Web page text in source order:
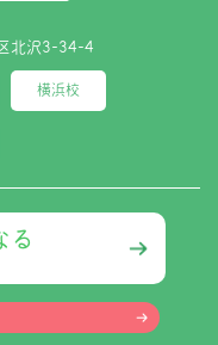
北沢3-34-4
横浜校
る